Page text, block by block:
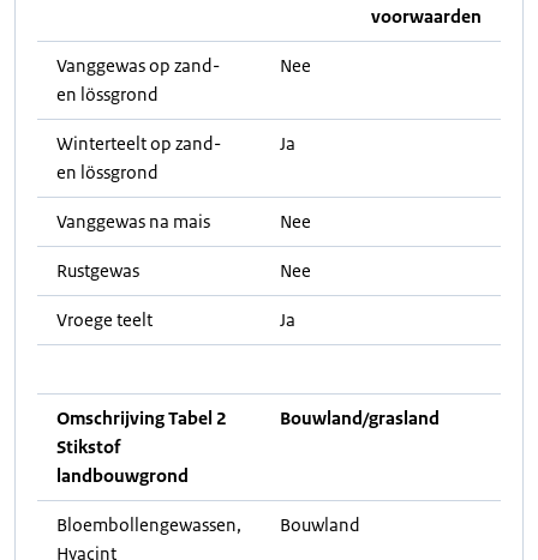
voorwaarden
Vanggewas op zand-
en lössgrond
Nee
Winterteelt op zand-
en lössgrond
Ja
Vanggewas na mais Nee
Rustgewas Nee
Vroege teelt Ja
Omschrijving Tabel 2
Stikstof
landbouwgrond
Bouwland/grasland
Bloembollengewassen,
Hyacint
Bouwland